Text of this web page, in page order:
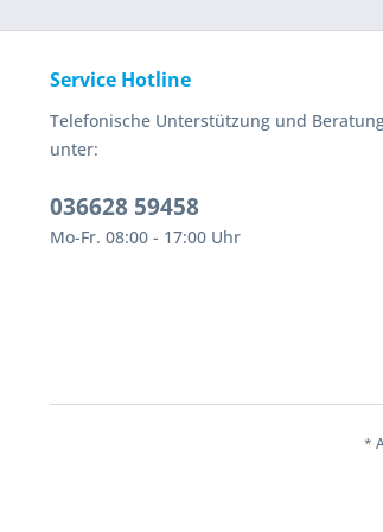
Service Hotline
Telefonische Unterstützung und
unter:
036628 59458
Mo-Fr. 08:00 - 17:00 Uhr
*